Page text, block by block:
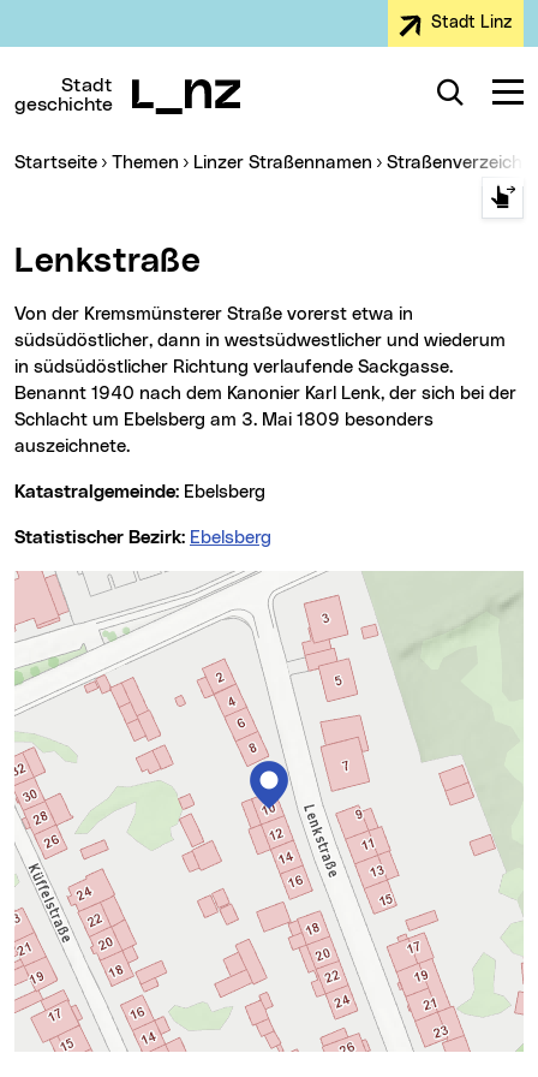
Stadt Linz
Stadt
geschichte
Suche
Sie sind hier:
Startseite Themen Linzer Straßennamen
Lenkstraße
Von der Kremsmünsterer Straße vorerst etwa in
südsüdöstlicher, dann in westsüdwestlicher und wiederum
in südsüdöstlicher Richtung verlaufende Sackgasse.
Benannt 1940 nach dem Kanonier Karl Lenk, der sich bei der
Schlacht um Ebelsberg am 3. Mai 1809 besonders
auszeichnete.
Katastralgemeinde: Ebelsberg
Statistischer Bezirk: Ebelsberg
Karte überspringen